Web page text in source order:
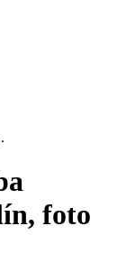
foto